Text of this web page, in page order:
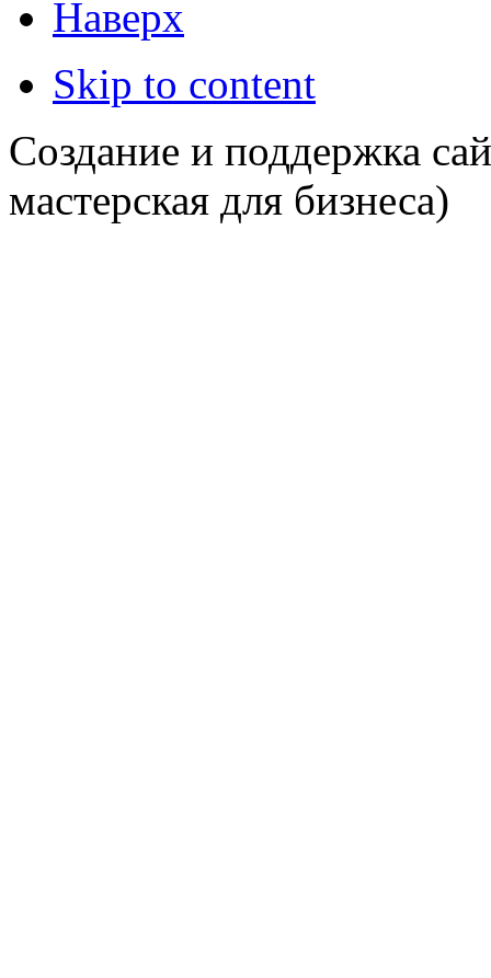
Наверх
Skip to content
Создание и поддержка
мастерская для бизнеса)